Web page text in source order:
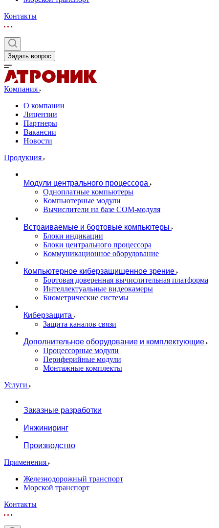
Контакты
Задать вопрос
Компания
О компании
Лицензии
Партнеры
Вакансии
Новости
Продукция
Модули центрального процессора
Одноплатные компьютеры
Компьютерные модули
Вычислители на базе COM-модуля
Встраиваемые и бортовые компьютеры
Блоки индикации
Блоки центрального процессора
Коммуникационное оборудование
Компьютерное киберзащищенное зрение
Бортовая доверенная вычислительная платформа
Интеллектуальные видеокамеры
Биометрические системы
Киберзащита
Защита каналов связи
Дополнительное оборудование и комплектующие
Процессорные модули
Периферийные модули
Монтажные комплекты
Услуги
Заказные разработки
Инжиниринг
Производство
Применения
Железнодорожный транспорт
Морской транспорт
Контакты